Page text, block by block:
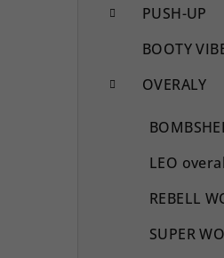
PUSH-UP
BOOTY
OVERALY
LEO
REBELL
SUPER